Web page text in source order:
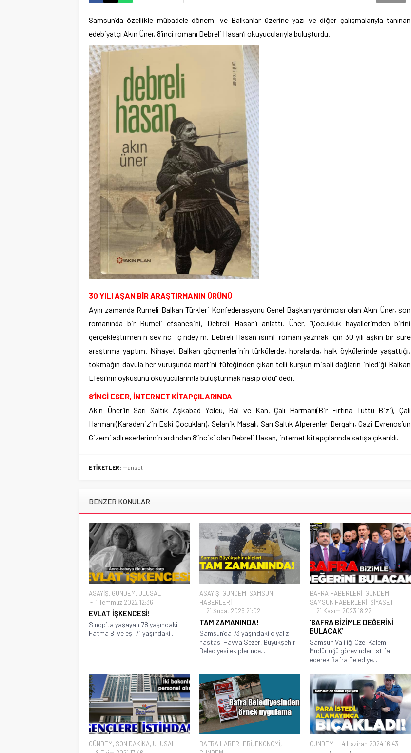
Samsun’da özellikle mübadele dönemi ve Balkanlar üzerine yazı ve diğer çalışmalarıyla tanınan
edebiyatçı Akın Üner, 8’inci romanı Debreli Hasan’ı okuyucularıyla buluşturdu.
30 YILI AŞAN BİR ARAŞTIRMANIN ÜRÜNÜ
Aynı zamanda Rumeli Balkan Türkleri Konfederasyonu Genel Başkan yardımcısı olan Akın Üner, son
romanında bir Rumeli efsanesini, Debreli Hasan’ı anlattı. Üner, “Çocukluk hayallerimden birini
gerçekleştirmenin sevinci içindeyim. Debreli Hasan isimli romanı yazmak için 30 yılı aşkın bir süre
araştırma yaptım. Nihayet Balkan göçmenlerinin türkülerde, horalarda, halk öykülerinde yaşattığı,
tokmağın davula her vuruşunda martini tüfeğinden çıkan telli kurşun misali dağların inlediği Balkan
Efesi’nin öyküsünü okuyucularımla buluşturmak nasip oldu” dedi.
8’İNCİ ESER, İNTERNET KİTAPÇILARINDA
Akın Üner’in Sarı Saltık Aşkabad Yolcu, Bal ve Kan, Çalı Harmanı(Bir Fırtına Tuttu Bizi), Çalı
Harmanı(Karadeniz’in Eski Çocukları), Selanik Masalı, Sarı Saltık Alperenler Dergahı, Gazi Evrenos’un
Gizemi adlı eserlerinnin ardından 8’incisi olan Debreli Hasan, internet kitapçılarında satışa çıkarıldı.
ETİKETLER: manset
BENZER KONULAR
ASAYİŞ, GÜNDEM, ULUSAL
1 Temmuz 2022 12:36
EVLAT İŞKENCESİ!
Sinop’ta yaşayan 78 yaşındaki
Fatma B. ve eşi 71 yaşındaki...
ASAYİŞ, GÜNDEM, SAMSUN
HABERLERİ
21 Şubat 2025 21:02
TAM ZAMANINDA!
Samsun’da 73 yaşındaki diyaliz
hastası Havva Sezer, Büyükşehir
Belediyesi ekiplerince...
BAFRA HABERLERİ, GÜNDEM,
SAMSUN HABERLERİ, SİYASET
21 Kasım 2023 18:22
‘BAFRA BİZİMLE DEĞERİNİ
BULACAK’
Samsun Valiliği Özel Kalem
Müdürlüğü görevinden istifa
ederek Bafra Belediye...
GÜNDEM, SON DAKİKA, ULUSAL
BAFRA HABERLERİ, EKONOMİ,
GÜNDEM 4 Haziran 2024 16:43